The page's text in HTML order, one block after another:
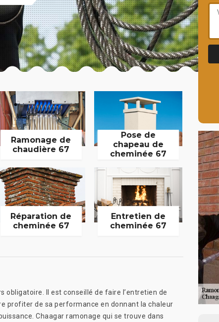
Ramonage de
chaudière 67
Pose de
chapeau de
cheminée 67
Réparation de
cheminée 67
Entretien de
cheminée 67
obligatoire. Il est conseillé de faire l’entretien de
profiter de sa performance en donnant la chaleur
Chaagar ramonage qui se trouve dans